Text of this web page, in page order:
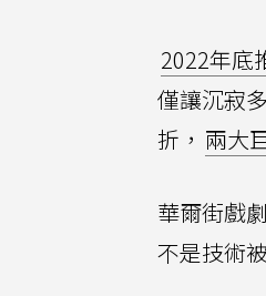
2022年底
僅讓沉寂
折， 兩大
華爾街戲
不是技術